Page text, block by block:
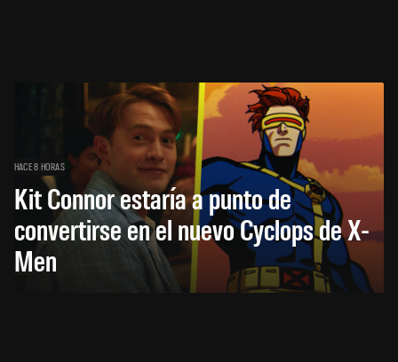
HACE 8 HORAS
Kit Connor estaría a punto de
convertirse en el nuevo Cyclops de X-
Men